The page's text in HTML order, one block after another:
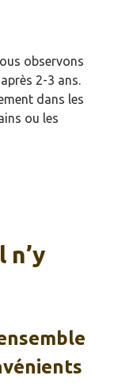
observons
2-3 ans.
dans les
ou les